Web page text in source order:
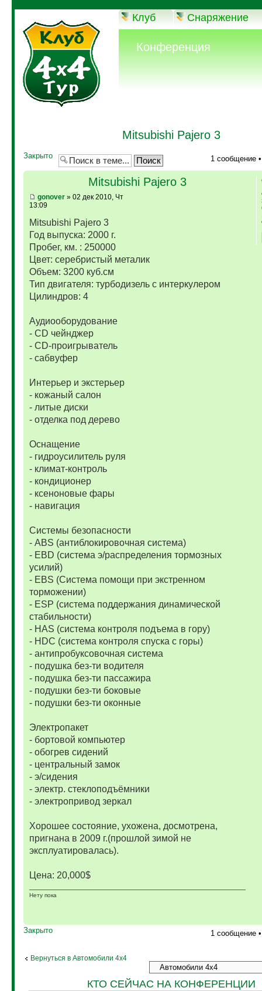
Клуб Снаряжение
Конференция
Mitsubishi Pajero 3
Закрыто 1 сообщение
Mitsubishi Pajero 3
gonover» 02 дек 2010, Чт
13:09
Mitsubishi Pajero 3
Год выпуска: 2000 г.
Пробег, км. : 250000
Цвет: серебристый металик
Объем: 3200 куб.см
Тип двигателя: турбодизель с интеркулером
Цилиндров: 4
Аудиооборудование
- CD чейнджер
- CD-проигрыватель
- сабвуфер
Интерьер и экстерьер
- кожаный салон
- литые диски
- отделка под дерево
Оснащение
- гидроусилитель руля
- климат-контроль
- кондиционер
- ксеноновые фары
- навигация
Системы безопасности
- ABS (антиблокировочная система)
- EBD (система э/распределения тормозных
усилий)
- EBS (Система помощи при экстренном
торможении)
- ESP (система поддержания динамической
стабильности)
- HAS (система контроля подъема в гору)
- HDC (система контроля спуска с горы)
- антипробуксовочная система
- подушка без-ти водителя
- подушка без-ти пассажира
- подушки без-ти боковые
- подушки без-ти оконные
Электропакет
- бортовой компьютер
- обогрев сидений
- центральный замок
- э/сидения
- электр. стеклоподъёмники
- электропривод зеркал
Хорошее состояние, ухожена, досмотрена,
пригнана в 2009 г.(прошлой зимой не
эксплуатировалась).
Цена: 20,000$
Нету пока
Закрыто 1 сообщение
Вернуться в Автомобили 4х4
КТО СЕЙЧАС НА КОНФЕРЕНЦИИ